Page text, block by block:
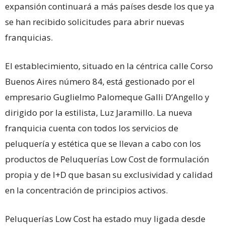
expansión continuará a más países desde los que ya
se han recibido solicitudes para abrir nuevas
franquicias.
El establecimiento, situado en la céntrica calle Corso
Buenos Aires número 84, está gestionado por el
empresario Guglielmo Palomeque Galli D’Angello y
dirigido por la estilista, Luz Jaramillo. La nueva
franquicia cuenta con todos los servicios de
peluquería y estética que se llevan a cabo con los
productos de Peluquerías Low Cost de formulación
propia y de I+D que basan su exclusividad y calidad
en la concentración de principios activos.
Peluquerías Low Cost ha estado muy ligada desde